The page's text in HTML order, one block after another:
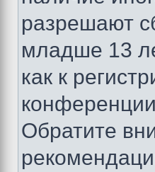
разрешают
младше 13
как к
Обратите